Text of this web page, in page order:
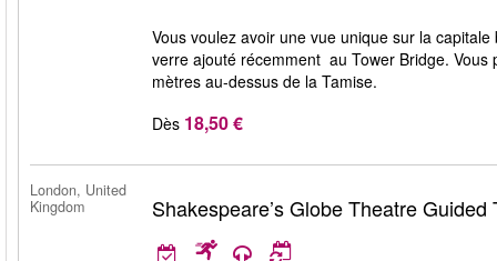
Vous voulez avoir une vue unique sur la
verre ajouté récemment au Tower Bridge.
mètres au-dessus de la Tamise.
Dès 18,50 €
London, United
Kingdom
Shakespeare’s Globe Theatre Guided